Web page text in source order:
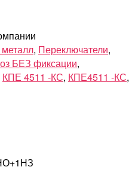
, Переключатели,
БЕЗ фиксации,
КПЕ 4511 -КС, КПЕ4511 -КС,